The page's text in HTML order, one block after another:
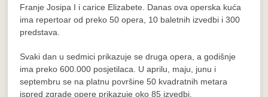
Franje Josipa I i carice Elizabete. Danas ova operska kuća
ima repertoar od preko 50 opera, 10 baletnih izvedbi i 300
predstava.
Svaki dan u sedmici prikazuje se druga opera, a godišnje
ima preko 600.000 posjetilaca. U aprilu, maju, junu i
septembru se na platnu površine 50 kvadratnih metara
ispred zgrade opere prikazuje oko 85 izvedbi.